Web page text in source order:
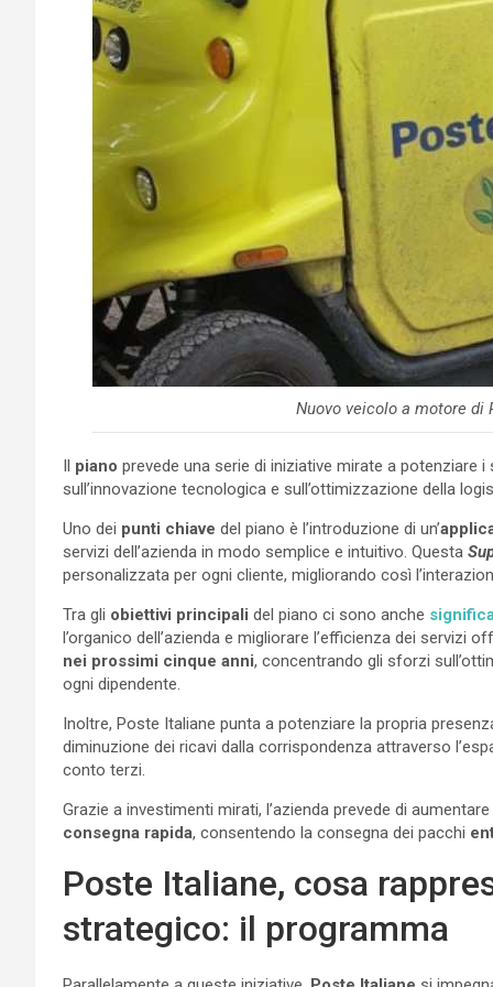
Nuovo veicolo a motore
Il piano prevede una serie di iniziative mirate a potenziare
sull’innovazione tecnologica e sull’ottimizzazione della
Uno dei punti chiave del piano è l’introduzione di un’
servizi dell’azienda in modo semplice e intuitivo. Questa
personalizzata per ogni cliente, migliorando così
Tra gli obiettivi principali del piano ci sono anche
l’organico dell’azienda e migliorare l’efficienza dei servizi
nei prossimi cinque anni, concentrando gli sforzi
ogni dipendente.
Inoltre, Poste Italiane punta a potenziare la propria
diminuzione dei ricavi dalla corrispondenza attraverso
conto terzi.
Grazie a investimenti mirati, l’azienda prevede di
consegna rapida, consentendo la consegna dei pacchi
Poste Italiane, cosa
strategico: il programma